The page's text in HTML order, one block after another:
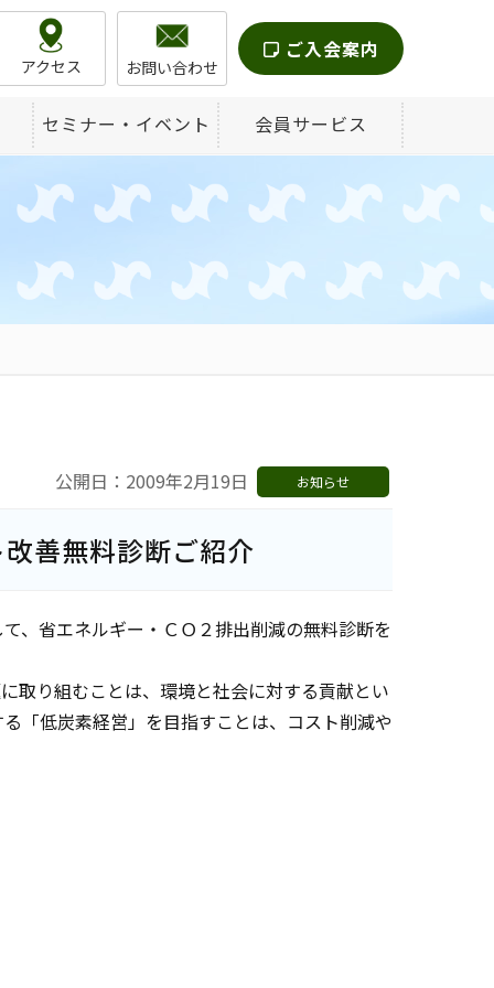
アクセス お問い合わせ
ご入会案内
セミナー・イベント 会員サービス
公開日：2009年2月19日 お知らせ
善無料診断ご紹介
、省エネルギー・ＣＯ２排出削減の無料診断を
取り組むことは、環境と社会に対する貢献とい
「低炭素経営」を目指すことは、コスト削減や